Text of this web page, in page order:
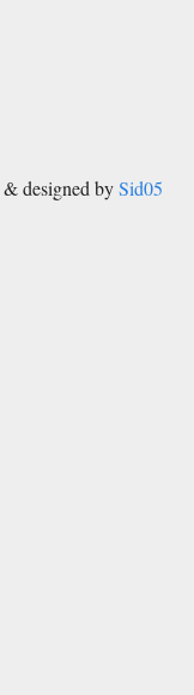
& designed bySid05